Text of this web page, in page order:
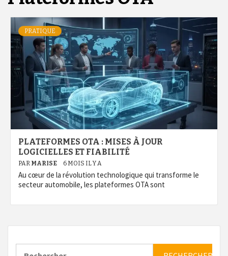
PRATIQUE
PLATEFORMES OTA : MISES À JOUR
LOGICIELLES ET FIABILITÉ
PAR MARISE 6 MOIS IL Y A
Au cœur de la révolution technologique qui transforme le
secteur automobile, les plateformes OTA sont